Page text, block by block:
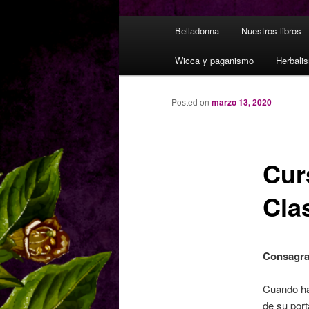
ú
Belladonna Nuestros libros
Wicca y paganismo
Posted on marzo 13, 2020
Cuando
de su